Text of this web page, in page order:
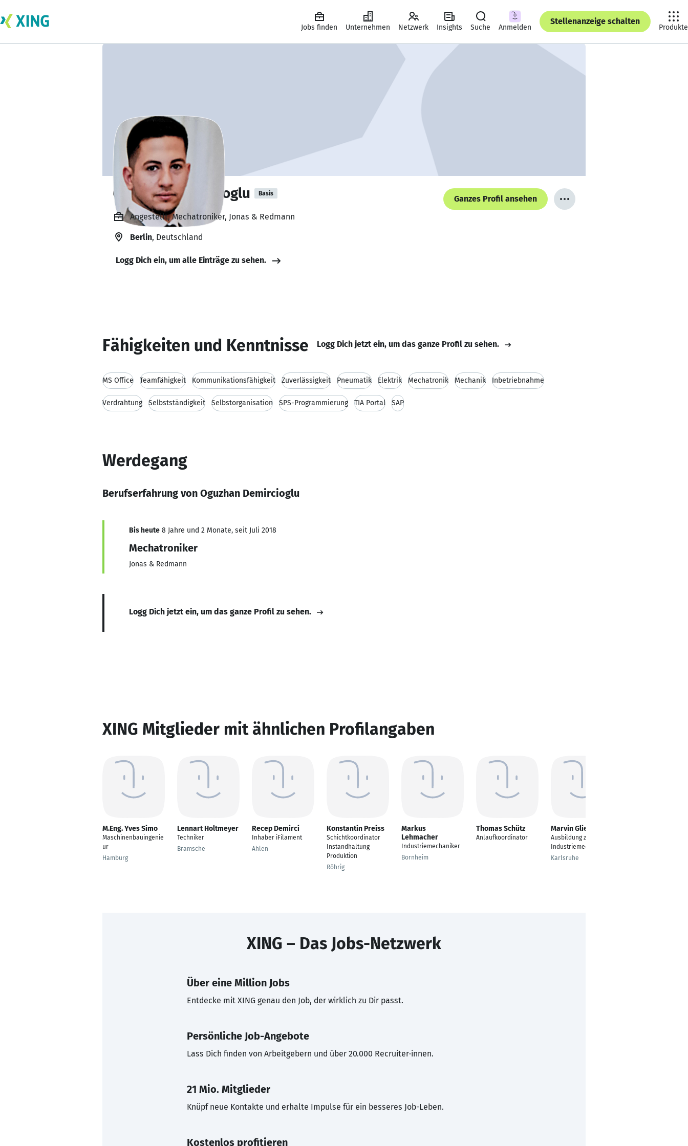
Jobs finden Unternehmen Netzwerk Insights Suche Anmelden
Stellenanzeige schalten
Produkte
Oguzhan Demircioglu Basis
Ganzes Profil ansehen
Angestellt, Mechatroniker, Jonas & Redmann
Berlin, Deutschland
Logg Dich ein, um alle Einträge zu sehen.
Fähigkeiten und Kenntnisse Logg Dich jetzt ein, um das ganze Profil zu sehen.
MS Office Teamfähigkeit Kommunikationsfähigkeit Zuverlässigkeit Pneumatik Elektrik Mechatronik Mechanik Inbetriebnahme
Verdrahtung Selbstständigkeit Selbstorganisation SPS-Programmierung TIA Portal SAP
Werdegang
Berufserfahrung von Oguzhan Demircioglu
Bis heute 8 Jahre und 2 Monate, seit Juli 2018
Mechatroniker
Jonas & Redmann
Logg Dich jetzt ein, um das ganze Profil zu sehen.
XING Mitglieder mit ähnlichen Profilangaben
M.Eng. Yves Simo
Maschinenbauingenie
ur
Hamburg
Lennart Holtmeyer
Techniker
Bramsche
Recep Demirci
Inhaber iFilament
Ahlen
Konstantin Preiss
Schichtkoordinator
Instandhaltung
Produktion
Röhrig
Markus
Lehmacher
Industriemechaniker
Bornheim
Thomas Schütz
Anlaufkoordinator
Marvin Glieden
Ausbildung zum
Industriemechaniker
Karlsruhe
XING – Das Jobs-Netzwerk
Über eine Million Jobs
Entdecke mit XING genau den Job, der wirklich zu Dir passt.
Persönliche Job-Angebote
Lass Dich finden von Arbeitgebern und über 20.000 Recruiter·innen.
21 Mio. Mitglieder
Knüpf neue Kontakte und erhalte Impulse für ein besseres Job-Leben.
Kostenlos profitieren